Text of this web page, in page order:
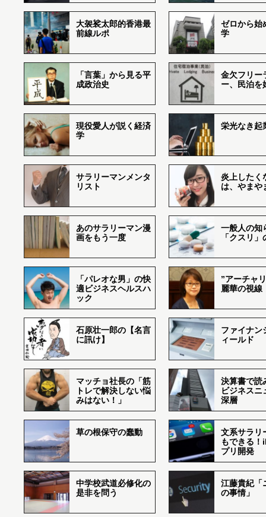
大袈裟太郎的香港最
前線ルポ
ゼロから始
学
「言葉」から見る平
成政治史
金欠フリー
ー、民泊を
現役愛人が説く経済
学
栄光なき起
サラリーマンメンタ
リスト
炎上したく
は、やまや
あのサラリーマン漫
画をもう一度
一般人の知
「クスリ
「パレオな男」の快
適ビジネスヘルスハ
ック
”アーチャ
麗華の視線
石原壮一郎の【名言
に訊け】
ファイナン
ィールド
マッチョ社長の「筋
トレで解決しない悩
みはない！」
決算書で読
ビジネスニ
深層
草の根保守の蠢動
文系サラリ
もできる
プリ開発
中学校武道必修化の
是非を問う
江藤貴紀「
の事情」